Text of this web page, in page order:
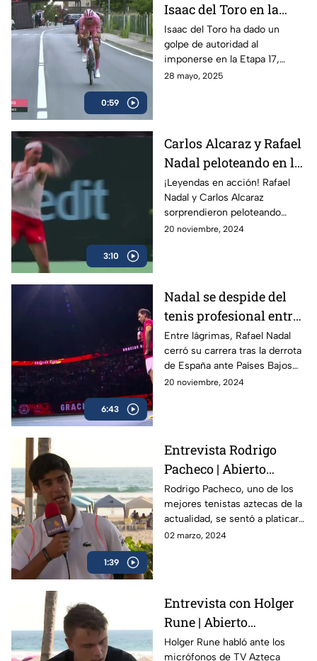
0:59
Isaac del Toro en la
Etapa 17 del Giro de
Italia
Isaac del Toro ha dado un
golpe de autoridad al
imponerse en la Etapa 17,
consolidándose como líder de
28 mayo, 2025
3:10
Carlos Alcaraz y Rafael
Nadal peloteando en la
Copa Davis
¡Leyendas en acción! Rafael
Nadal y Carlos Alcaraz
sorprendieron peloteando
juntos en la Copa Davis
20 noviembre, 2024
6:43
Nadal se despide del
tenis profesional entre
lágrimas
Entre lágrimas, Rafael Nadal
cerró su carrera tras la derrota
de España ante Países Bajos
en la Copa Davis, dejando un
20 noviembre, 2024
1:39
Entrevista Rodrigo
Pacheco | Abierto
Mexicano de Tenis
Rodrigo Pacheco, uno de los
mejores tenistas aztecas de la
actualidad, se sentó a platicar
con TV Azteca previo al
02 marzo, 2024
Entrevista con Holger
Rune | Abierto
Mexicano de Tenis
Holger Rune habló ante los
micrófonos de TV Azteca